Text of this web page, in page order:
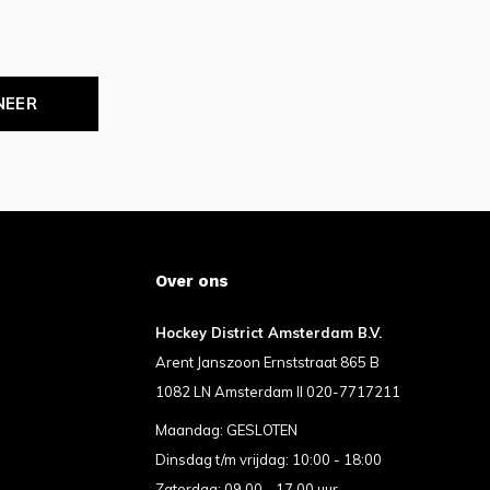
Over ons
Hockey District Amsterdam B.V.
Arent Janszoon Ernststraat 865 B
1082 LN Amsterdam II 020-7717211
Maandag: GESLOTEN
Dinsdag t/m vrijdag: 10:00 - 18:00